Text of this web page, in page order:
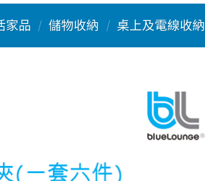
家品 / 儲物收納 / 桌上及電線收納